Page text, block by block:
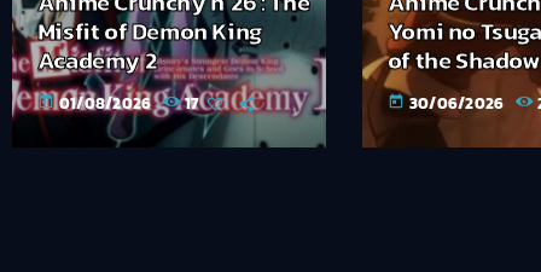
Misfit of Demon King
Academy 2
today 01/08/2026 17
Yomi no
of the
today 30/06/2026